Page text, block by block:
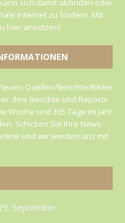
sich damit abfinden oder
Internet zu fördern. Mit
hier ansetzen!
Quellen/Berichte/Bilder
Ihre Berichte und Reports
Woche und 365 Tage im Jahr
Schicken Sie Ihre News
und wir werden uns mit
September